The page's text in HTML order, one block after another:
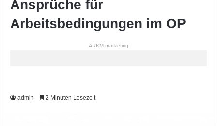
Ansprüche für
Arbeitsbedingungen im OP
ARKM.marketing
admin 2 Minuten Lesezeit